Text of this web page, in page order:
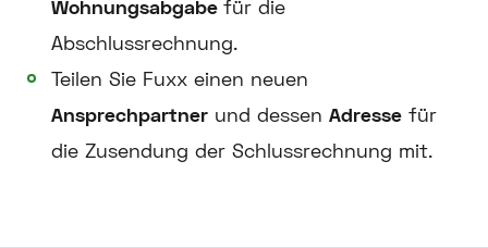
Wohnungsabgabe für die
Abschlussrechnung.
Teilen Sie Fuxx einen neuen
Ansprechpartner und dessen Adresse für
die Zusendung der Schlussrechnung mit.